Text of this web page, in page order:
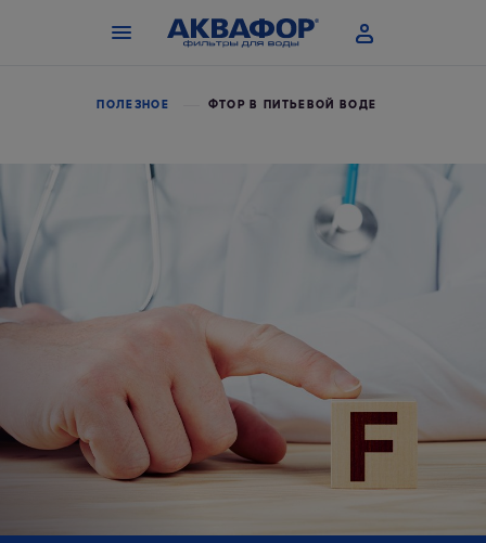
ПОЛЕЗНОЕ ФТОР В ПИТЬЕВОЙ ВОДЕ